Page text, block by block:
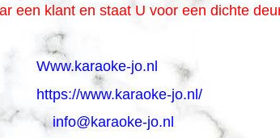
een klant en staat U voor een dichte
Www.karaoke-jo.nl
https://www.karaoke-jo.nl/
info@karaoke-jo.nl